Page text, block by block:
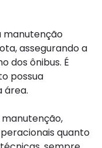
manutenção
assegurando a
dos ônibus. É
possua
área.
quanto